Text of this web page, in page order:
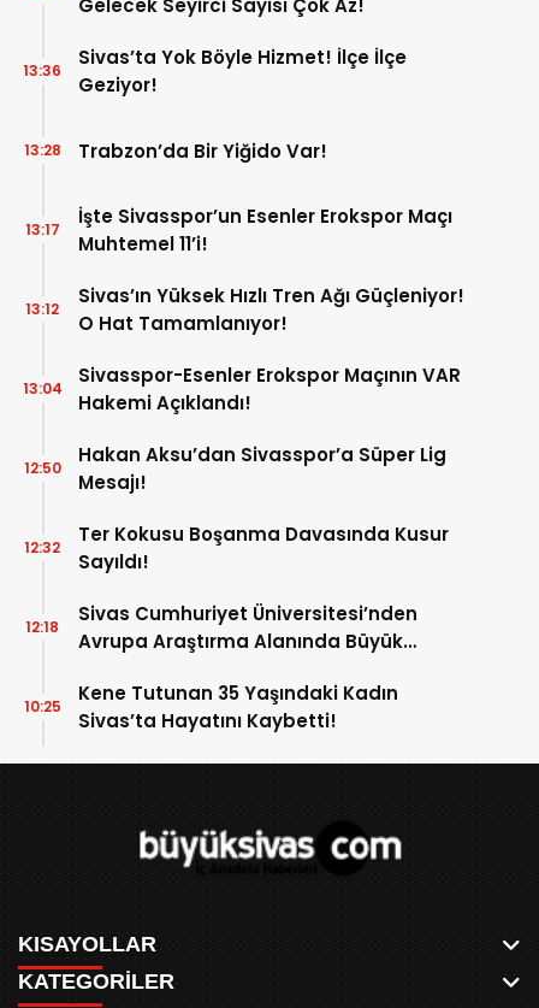
Gelecek Seyirci Sayısı Çok Az!
Sivas’ta Yok Böyle Hizmet! İlçe İlçe
Geziyor!
13:36
Trabzon’da Bir Yiğido Var!
13:28
İşte Sivasspor’un Esenler Erokspor Maçı
Muhtemel 11’i!
13:17
Sivas’ın Yüksek Hızlı Tren Ağı Güçleniyor!
O Hat Tamamlanıyor!
13:12
Sivasspor-Esenler Erokspor Maçının VAR
Hakemi Açıklandı!
13:04
Hakan Aksu’dan Sivasspor’a Süper Lig
Mesajı!
12:50
Ter Kokusu Boşanma Davasında Kusur
Sayıldı!
12:32
Sivas Cumhuriyet Üniversitesi’nden
Avrupa Araştırma Alanında Büyük
12:18
Kene Tutunan 35 Yaşındaki Kadın
Sivas’ta Hayatını Kaybetti!
10:25
KISAYOLLAR
KATEGORİLER